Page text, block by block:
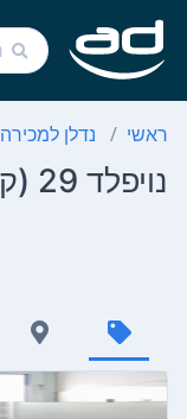
ראשי נדלן למכירה
נויפלד 29 (קרית הרצוג)